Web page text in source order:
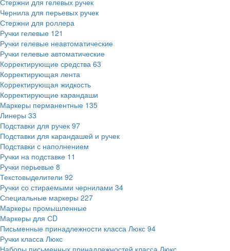
Стержни для гелевых ручек
Чернила для перьевых ручек
Стержни для роллера
Ручки гелевые 121
Ручки гелевые неавтоматические
Ручки гелевые автоматические
Корректирующие средства 63
Корректирующая лента
Корректирующая жидкость
Корректирующие карандаши
Маркеры перманентные 135
Линеры 33
Подставки для ручек 97
Подставки для карандашей и ручек
Подставки с наполнением
Ручки на подставке 11
Ручки перьевые 8
Текстовыделители 92
Ручки со стираемыми чернилами 34
Специальные маркеры 227
Маркеры промышленные
Маркеры для СD
Письменные принадлежности класса Люкс 94
Ручки класса Люкс